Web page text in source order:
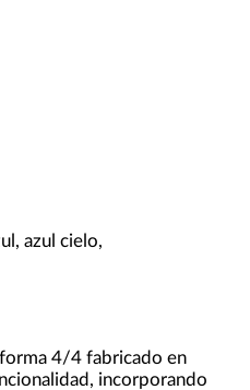
azul cielo,
4/4 fabricado en
incorporando